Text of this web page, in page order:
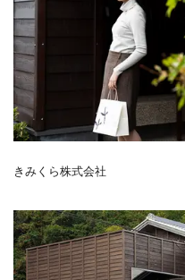
きみくら株式会社